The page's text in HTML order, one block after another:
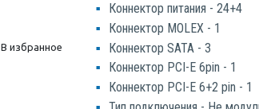
В избранное
Коннектор питания - 24+4
Коннектор MOLEX - 1
Коннектор SATA - 3
Коннектор PCI-E 6pin - 1
Коннектор PCI-E 6+2 pin - 1